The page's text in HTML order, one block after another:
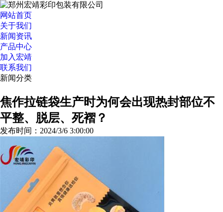
网站首页
关于我们
新闻资讯
产品中心
加入宏靖
联系我们
新闻分类
焦作拉链袋生产时为何会出现热封部位不
平整、脱层、死褶？
发布时间：2024/3/6 3:00:00